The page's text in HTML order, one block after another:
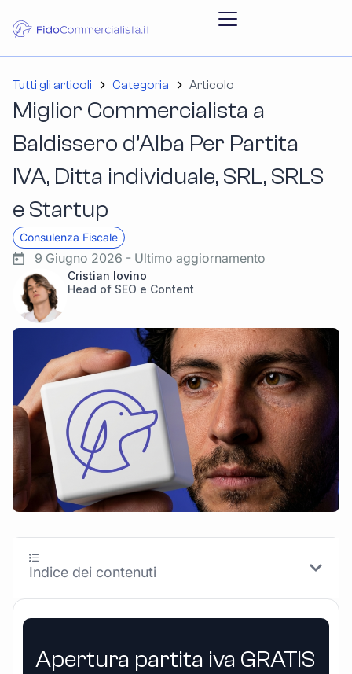
Tutti gli articoli Categoria Articolo
Miglior Commercialista a
Baldissero d’Alba Per Partita
IVA, Ditta individuale, SRL, SRLS
e Startup
Consulenza Fiscale
9 Giugno 2026 - Ultimo aggiornamento
Cristian Iovino
Head of SEO e Content
Apertura partita iva GRATIS
Indice dei contenuti